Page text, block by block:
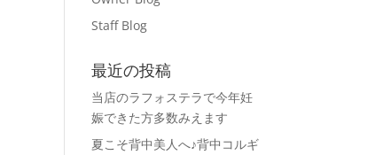
Staff Blog
最近の投稿
当店のラフォステラで今年妊
娠できた方多数みえます
夏こそ背中美人へ♪背中コルギ